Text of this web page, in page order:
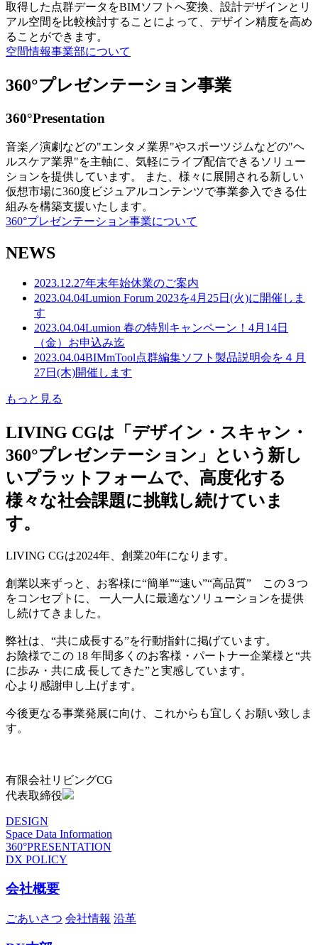
取得した点群データをBIMソフトへ変換、設計デザインとリ
アル空間を比較検討することによって、デザイン精度を高め
ることができます。
空間情報事業部について
360°プレゼンテーション事業
360°Presentation
音楽／演劇などの"エンタメ業界"やスポーツジムなどの"ヘ
ルスケア業界"を主軸に、気軽にライブ配信できるソリュー
ションを提供しています。 また、様々に展開される新しい
仮想市場に360度ビジュアルコンテンツで事業参入できる仕
組みを構築支援いたします。
360°プレゼンテーション事業について
NEWS
2023.12.27年末年始休業のご案内
2023.04.04Lumion Forum 2023を4月25日(火)に開催しま
す
2023.04.04Lumion 春の特別キャンペーン！4月14日
（金）お申込み迄
2023.04.04BIMmTool点群編集ソフト製品説明会を４月
27日(木)開催します
もっと見る
LIVING CGは「デザイン・スキャン・
360°プレゼンテーション」という新し
いプラットフォームで、高度化する
様々な社会課題に挑戦し続けていま
す。
LIVING CGは2024年、創業20年になります。
創業以来ずっと、お客様に“簡単”“速い”“高品質” この３つ
をコンセプトに、 一人一人に最適なソリューションを提供
し続けてきました。
弊社は、“共に成長する”を行動指針に掲げています。
お陰様でこの 18 年間多くのお客様・パートナー企業様と“共
に歩み・共に成 長してきた”と実感しています。
心より感謝申し上げます。
今後更なる事業発展に向け、これからも宜しくお願い致しま
す。
有限会社リビングCG
代表取締役
DESIGN
Space Data Information
360°PRESENTATION
DX POLICY
会社概要
ごあいさつ 会社情報 沿革